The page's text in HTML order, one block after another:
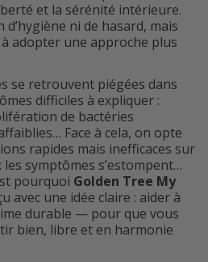
et la sérénité intérieure.
d’hygiène ni de hasard, mais
adopter une approche plus
se retrouvent piégées dans
difficiles à expliquer :
de bactéries
Face à cela, on opte
rapides mais inefficaces sur
symptômes s’estompent…
pourquoi Golden Tree My
avec une idée claire : aider à
durable — pour que vous
bien, libre et en harmonie